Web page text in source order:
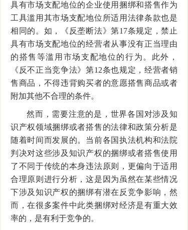
具有市场支配地位的企业使用捆绑和搭售作为
工具滥用其市场支配地位所适用法律条款也是
相同的。如，《反垄断法》第17条规定，禁止
具有市场支配地位的经营者从事没有正当理由
的搭售等滥用市场支配地位的行为。此外，
《反不正当竞争法》第12条也规定，经营者销
售商品，不得违背购买者的意愿搭售商品或者
附加其他不合理的条件。
然而，需要注意的是，世界各国对涉及知
识产权领域捆绑或者搭售的法律和政策分析是
随着时间而发展的。当前各国执法机构和法院
判决对这些涉及知识产权的捆绑或者搭售使用
了不同于传统的本身违法原则，更偏向于适用
合理原则进行分析，这是因为虽然在某些情况
下涉及知识产权的捆绑有潜在反竞争影响，然
而，在很多案件中此类捆绑对经济是有重大效
率的，是有利于竞争的。